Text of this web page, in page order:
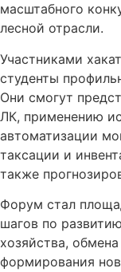
масштабного
лесной отрасли.
Участниками
студенты
Они смогут
ЛК, применению
автоматизации
таксации и
также
Форум стал
шагов по
хозяйства,
формирования